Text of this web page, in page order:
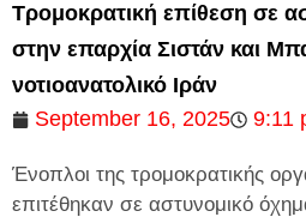
Τρομοκρατική επίθεση σε
στην επαρχία Σιστάν και
νοτιοανατολικό Ιράν
September 16, 2025
9:11
Ένοπλοι της τρομοκρατικής
επιτέθηκαν σε αστυνομικό